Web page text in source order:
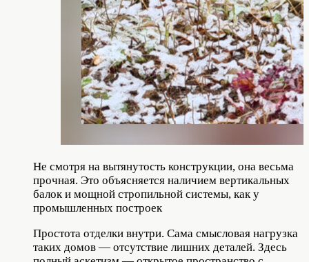
Не смотря на вытянутость конструкции, она весьма
прочная. Это объясняется наличием вертикальных
балок и мощной стропильной системы, как у
промышленных построек
Простота отделки внутри. Сама смысловая нагрузка
таких домов — отсутствие лишних деталей. Здесь